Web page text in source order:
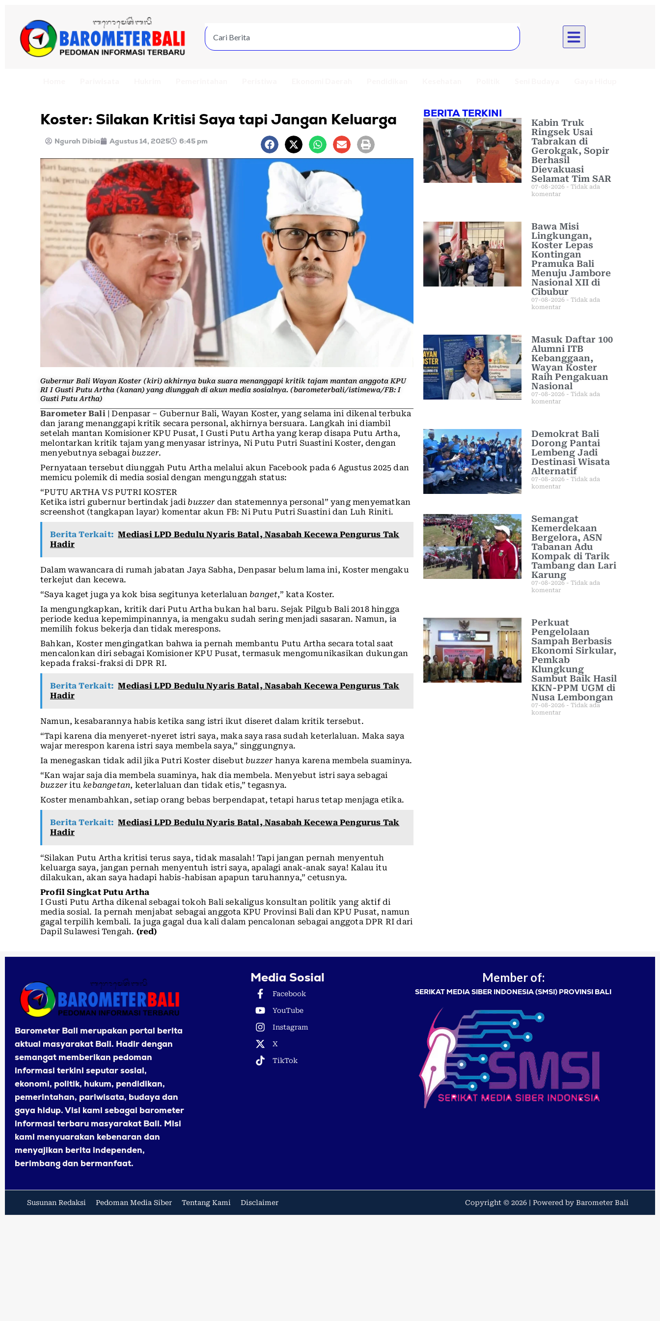
Koster: Silakan Kritisi Saya tapi Jangan Keluarga
Ngurah Dibia Agustus 14, 2025 6:45 pm
Gubernur Bali Wayan Koster (kiri) akhirnya buka suara menanggapi kritik tajam mantan anggota KPU
RI I Gusti Putu Artha (kanan) yang diunggah di akun media sosialnya. (barometerbali/istimewa/FB: I
Gusti Putu Artha)
Barometer Bali
| Denpasar – Gubernur Bali, Wayan Koster, yang selama ini dikenal terbuka
dan jarang menanggapi kritik secara personal, akhirnya bersuara. Langkah ini diambil
setelah mantan Komisioner KPU Pusat, I Gusti Putu Artha yang kerap disapa Putu Artha,
melontarkan kritik tajam yang menyasar istrinya, Ni Putu Putri Suastini Koster, dengan
menyebutnya sebagai buzzer.
Pernyataan tersebut diunggah Putu Artha melalui akun Facebook pada 6 Agustus 2025 dan
memicu polemik di media sosial dengan mengunggah status:
“PUTU ARTHA VS PUTRI KOSTER
Ketika istri gubernur bertindak jadi buzzerdan statemennya personal” yang menyematkan
screenshot (tangkapan layar) komentar akun FB: Ni Putu Putri Suastini dan Luh Riniti.
Berita Terkait: Mediasi LPD Bedulu Nyaris Batal, Nasabah Kecewa Pengurus Tak
Hadir
Dalam wawancara di rumah jabatan Jaya Sabha, Denpasar belum lama ini, Koster mengaku
terkejut dan kecewa.
“Saya kaget juga ya kok bisa segitunya keterlaluan banget,” kata Koster.
Ia mengungkapkan, kritik dari Putu Artha bukan hal baru. Sejak Pilgub Bali 2018 hingga
periode kedua kepemimpinannya, ia mengaku sudah sering menjadi sasaran. Namun, ia
memilih fokus bekerja dan tidak merespons.
Bahkan, Koster mengingatkan bahwa ia pernah membantu Putu Artha secara total saat
mencalonkan diri sebagai Komisioner KPU Pusat, termasuk mengomunikasikan dukungan
kepada fraksi-fraksi di DPR RI.
Berita Terkait: Mediasi LPD Bedulu Nyaris Batal, Nasabah Kecewa Pengurus Tak
Hadir
Namun, kesabarannya habis ketika sang istri ikut diseret dalam kritik tersebut.
“Tapi karena dia menyeret-nyeret istri saya, maka saya rasa sudah keterlaluan. Maka saya
wajar merespon karena istri saya membela saya,” singgungnya.
Ia menegaskan tidak adil jika Putri Koster disebut buzzerhanya karena membela suaminya.
“Kan wajar saja dia membela suaminya, hak dia membela. Menyebut istri saya sebagai
buzzeritu kebangetan, keterlaluan dan tidak etis,” tegasnya.
Koster menambahkan, setiap orang bebas berpendapat, tetapi harus tetap menjaga etika.
Berita Terkait: Mediasi LPD Bedulu Nyaris Batal, Nasabah Kecewa Pengurus Tak
Hadir
“Silakan Putu Artha kritisi terus saya, tidak masalah! Tapi jangan pernah menyentuh
keluarga saya, jangan pernah menyentuh istri saya, apalagi anak-anak saya! Kalau itu
dilakukan, akan saya hadapi habis-habisan apapun taruhannya,” cetusnya.
Profil Singkat Putu Artha
I Gusti Putu Artha dikenal sebagai tokoh Bali sekaligus konsultan politik yang aktif di
media sosial. Ia pernah menjabat sebagai anggota KPU Provinsi Bali dan KPU Pusat, namun
gagal terpilih kembali. Ia juga gagal dua kali dalam pencalonan sebagai anggota DPR RI dari
Dapil Sulawesi Tengah. (red)
BERITA TERKINI
Kabin Truk
Ringsek Usai
Tabrakan di
Gerokgak, Sopir
Berhasil
Dievakuasi
Selamat Tim SAR
07-08-2026
Tidak ada
komentar
Bawa Misi
Lingkungan,
Koster Lepas
Kontingan
Pramuka Bali
Menuju Jambore
Nasional XII di
Cibubur
07-08-2026
Tidak ada
komentar
Masuk Daftar 100
Alumni ITB
Kebanggaan,
Wayan Koster
Raih Pengakuan
Nasional
07-08-2026
Tidak ada
komentar
Demokrat Bali
Dorong Pantai
Lembeng Jadi
Destinasi Wisata
Alternatif
07-08-2026
Tidak ada
komentar
Semangat
Kemerdekaan
Bergelora, ASN
Tabanan Adu
Kompak di Tarik
Tambang dan Lari
Karung
07-08-2026
Tidak ada
komentar
Perkuat
Pengelolaan
Sampah Berbasis
Ekonomi Sirkular,
Pemkab
Klungkung
Sambut Baik Hasil
KKN-PPM UGM di
Nusa Lembongan
07-08-2026
Tidak ada
komentar
Barometer Bali merupakan portal berita
aktual masyarakat Bali. Hadir dengan
semangat memberikan pedoman
informasi terkini seputar sosial,
ekonomi, politik, hukum, pendidikan,
pemerintahan, pariwisata, budaya dan
gaya hidup. Visi kami sebagai barometer
informasi terbaru masyarakat Bali. Misi
kami menyuarakan kebenaran dan
menyajikan berita independen,
berimbang dan bermanfaat.
Media Sosial
Facebook
YouTube
Instagram
X
TikTok
Member of:
SERIKAT MEDIA SIBER INDONESIA (SMSI) PROVINSI BALI
Susunan Redaksi Pedoman Media Siber Tentang Kami Disclaimer Copyright © 2026 | Powered by Barometer Bali